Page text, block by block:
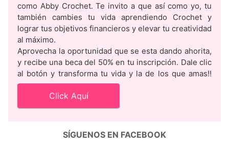
como Abby Crochet. Te invito a que así como yo, tu
también cambies tu vida aprendiendo Crochet y
lograr tus objetivos financieros y elevar tu creatividad
al máximo.
Aprovecha la oportunidad que se esta dando ahorita,
y recibe una beca del 50% en tu inscripción. Dale clic
al botón y transforma tu vida y la de los que amas!!
Click Aquí
SÍGUENOS EN FACEBOOK